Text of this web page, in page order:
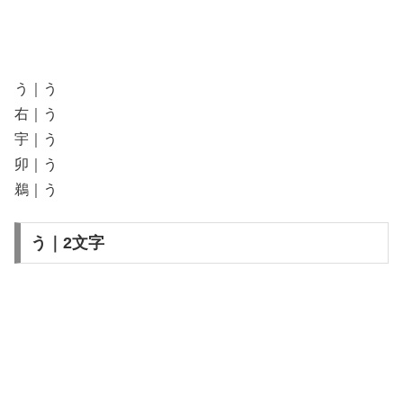
う｜う
右｜う
宇｜う
卯｜う
鵜｜う
う｜2文字